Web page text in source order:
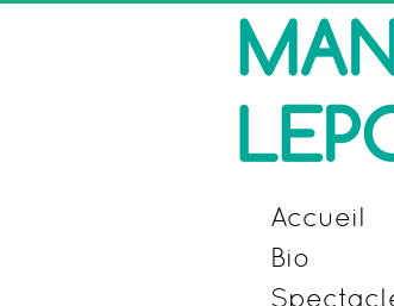
Accueil
Bio